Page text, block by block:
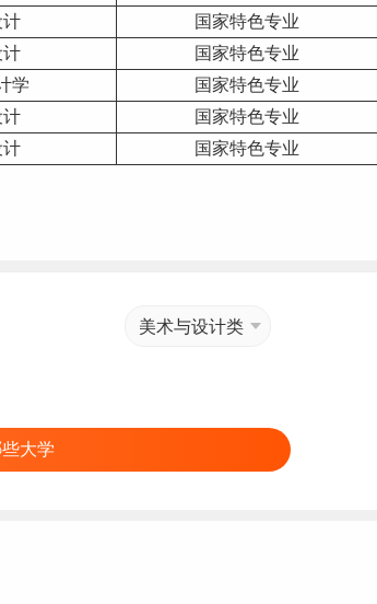
国家特色专业
国家特色专业
学
国家特色专业
国家特色专业
国家特色专业
美术与设计类
大学